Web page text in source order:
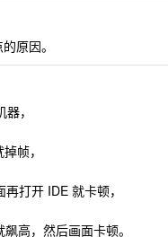
原因。
，
帧，
打开 IDE 就卡顿，
高，然后画面卡顿。